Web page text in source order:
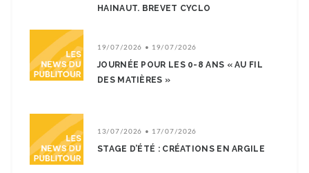
HAINAUT. BREVET CYCLO
19/07/2026 • 19/07/2026
JOURNÉE POUR LES 0-8 ANS « AU FIL
DES MATIÈRES »
13/07/2026 • 17/07/2026
STAGE D’ÉTÉ : CRÉATIONS EN ARGILE